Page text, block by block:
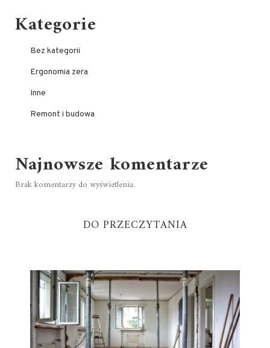
Kategorie
Bez kategorii
Ergonomia zera
Inne
Remont i budowa
Najnowsze komentarze
Brak komentarzy do wyświetlenia.
DO PRZECZYTANIA